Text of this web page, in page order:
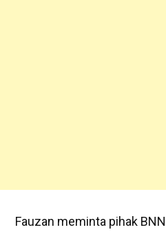
Fauzan meminta pihak